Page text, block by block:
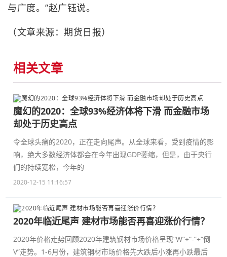
与广度。”赵广钰说。
（文章来源：期货日报）
相关文章
魔幻的2020：全球93%经济体将下滑 而金融市场
却处于历史高点
令全球头痛的2020，正在走向尾声。从全球来看，受到疫情的影
响，绝大多数经济体都会在今年出现GDP萎缩，但是，由于央行
们的持续宽松，今年的
2020-12-15 11:16:57
2020年临近尾声 建材市场能否再喜迎涨价行情？
2020年价格走势回顾2020年建筑钢材市场价格呈现“W”+“-”+“倒
V”走势。1-6月份，建筑钢材市场价格先大跌后小涨再小跌最后